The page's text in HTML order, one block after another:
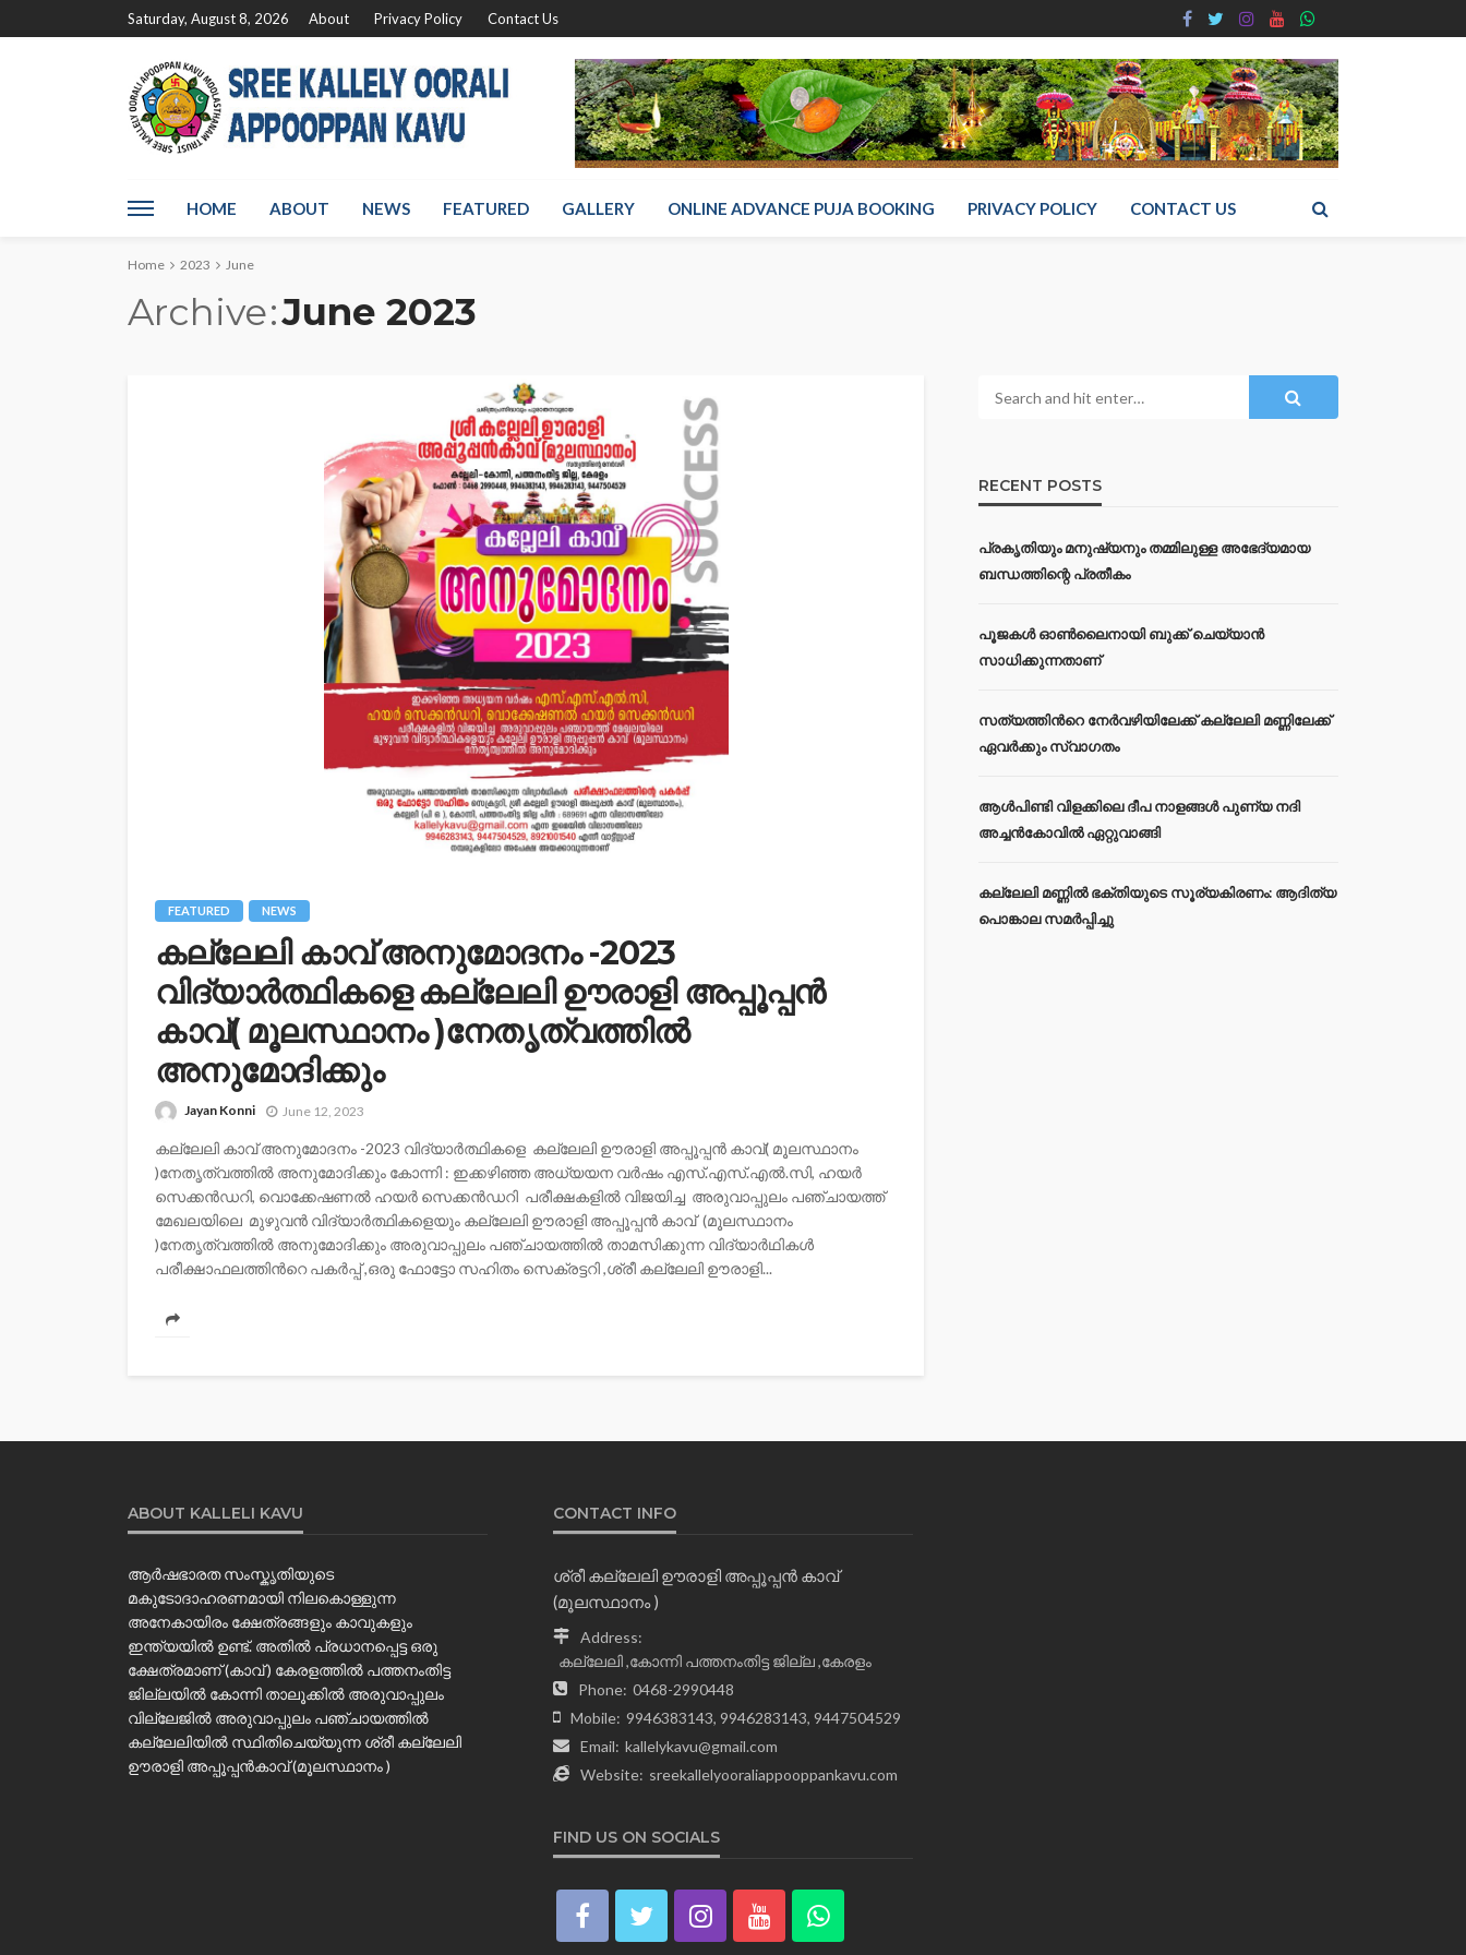
Saturday, August 8, 2026 About Privacy Policy Contact Us
HOME ABOUT NEWS FEATURED GALLERY ONLINE ADVANCE PUJA BOOKING PRIVACY POLICY CONTACT US
Home 2023 June
Archive June 2023
FEATURED NEWS
കല്ലേലി കാവ് അനുമോദനം -2023
വിദ്യാര്‍ത്ഥികളെ കല്ലേലി ഊരാളി അപ്പൂപ്പന്‍
കാവ്( മൂലസ്ഥാനം )നേതൃത്വത്തില്‍
അനുമോദിക്കും
Jayan Konni June 12, 2023
കല്ലേലി കാവ് അനുമോദനം -2023 വിദ്യാര്‍ത്ഥികളെ കല്ലേലി ഊരാളി അപ്പൂപ്പന്‍ കാവ്( മൂലസ്ഥാനം
)നേതൃത്വത്തില്‍ അനുമോദിക്കും കോന്നി : ഇക്കഴിഞ്ഞ അധ്യയന വർഷം എസ്.എസ്.എൽ.സി, ഹയർ
സെക്കൻഡറി, വൊക്കേഷണൽ ഹയർ സെക്കൻഡറി പരീക്ഷകളിൽ വിജയിച്ച അരുവാപ്പുലം പഞ്ചായത്ത്
മേഖലയിലെ മുഴുവന്‍ വിദ്യാര്‍ത്ഥികളെയും കല്ലേലി ഊരാളി അപ്പൂപ്പന്‍ കാവ് (മൂലസ്ഥാനം
)നേതൃത്വത്തില്‍ അനുമോദിക്കും അരുവാപ്പുലം പഞ്ചായത്തില്‍ താമസിക്കുന്ന വിദ്യാർഥികള്‍
പരീക്ഷാഫലത്തിന്‍റെ പകർപ്പ് ,ഒരു ഫോട്ടോ സഹിതം സെക്രട്ടറി ,ശ്രീ കല്ലേലി ഊരാളി...
RECENT POSTS
പ്രകൃതിയും മനുഷ്യനും തമ്മിലുള്ള അഭേദ്യമായ
ബന്ധത്തിന്റെ പ്രതീകം
പൂജകൾ ഓൺലൈനായി ബുക്ക് ചെയ്യാൻ
സാധിക്കുന്നതാണ്
സത്യത്തിന്‍റെ നേര്‍വഴിയിലേക്ക് കല്ലേലി മണ്ണിലേക്ക്
ഏവർക്കും സ്വാഗതം
ആൾപിണ്ടി വിളക്കിലെ ദീപ നാളങ്ങൾ പുണ്യ നദി
അച്ചൻകോവിൽ ഏറ്റുവാങ്ങി
കല്ലേലി മണ്ണില്‍ ഭക്തിയുടെ സൂര്യകിരണം: ആദിത്യ
പൊങ്കാല സമര്‍പ്പിച്ചു
ABOUT KALLELI KAVU
ആർഷഭാരത സംസ്കൃതിയുടെ
മകുടോദാഹരണമായി നിലകൊള്ളുന്ന
അനേകായിരം ക്ഷേത്രങ്ങളും കാവുകളും
ഇന്ത്യയിൽ ഉണ്ട്. അതിൽ പ്രധാനപ്പെട്ട ഒരു
ക്ഷേത്രമാണ് (കാവ് ) കേരളത്തിൽ പത്തനംതിട്ട
ജില്ലയിൽ കോന്നി താലൂക്കിൽ അരുവാപ്പുലം
വില്ലേജിൽ അരുവാപ്പുലം പഞ്ചായത്തിൽ
കല്ലേലിയില്‍ സ്ഥിതിചെയ്യുന്ന ശ്രീ കല്ലേലി
ഊരാളി അപ്പൂപ്പൻകാവ് (മൂലസ്ഥാനം )
CONTACT INFO
ശ്രീ കല്ലേലി ഊരാളി അപ്പൂപ്പന്‍ കാവ്
(മൂലസ്ഥാനം )
Address:
കല്ലേലി ,കോന്നി പത്തനംതിട്ട ജില്ല ,കേരളം
Phone: 0468-2990448
Mobile: 9946383143, 9946283143, 9447504529
Email: kallelykavu@gmail.com
Website: sreekallelyooraliappooppankavu.com
FIND US ON SOCIALS